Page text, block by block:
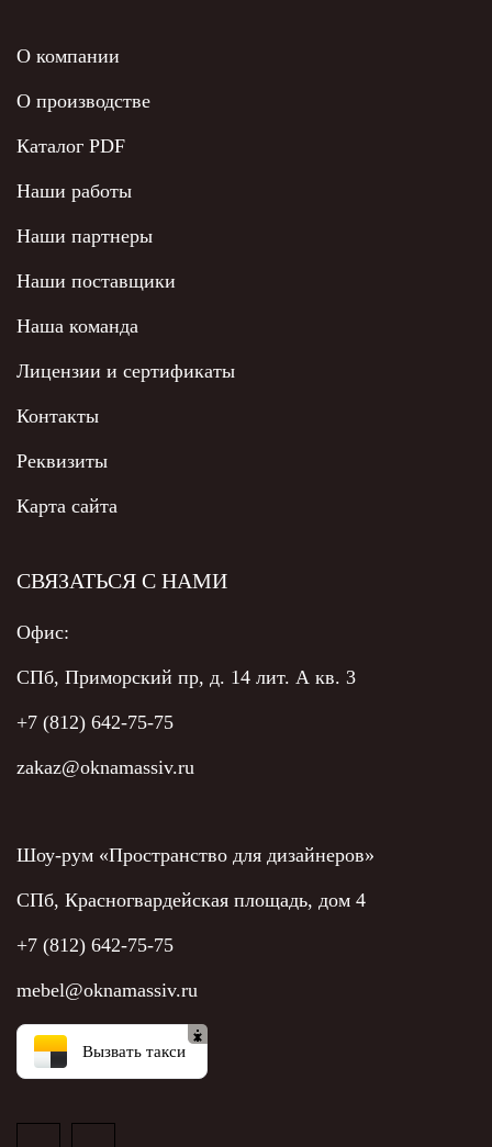
О компании
О производстве
Каталог PDF
Наши работы
Наши партнеры
Наши поставщики
Наша команда
Лицензии и сертификаты
Контакты
Реквизиты
Карта сайта
СВЯЗАТЬСЯ С НАМИ
Офис:
СПб, Приморский пр, д. 14 лит. А кв. 3
+7 (812) 642-75-75
zakaz@oknamassiv.ru
Шоу-рум «Пространство для дизайнеров»
СПб, Красногвардейская площадь, дом 4
+7 (812) 642-75-75
mebel@oknamassiv.ru
Вызвать такси